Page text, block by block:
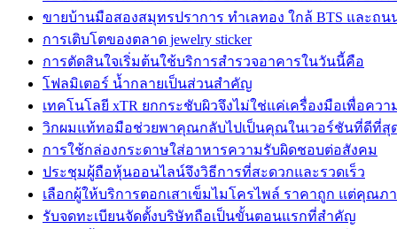
ขายบ้านมือสองสมุทรปราการ ทำเลทอง ใกล้ BTS และถ
การเติบโตของตลาด jewelry sticker
การตัดสินใจเริ่มต้นใช้บริการสำรวจอาคารในวันนี้คือ
โฟลมิเตอร์ น้ำกลายเป็นส่วนสำคัญ
เทคโนโลยี xTR ยกกระชับผิวจึงไม่ใช่แค่เครื่องมือเพื่อควา
วิกผมแท้ทอมือช่วยพาคุณกลับไปเป็นคุณในเวอร์ชันที่ดีที่สุ
การใช้กล่องกระดาษใส่อาหารความรับผิดชอบต่อสังคม
ประชุมผู้ถือหุ้นออนไลน์จึงวิธีการที่สะดวกและรวดเร็ว
เลือกผู้ให้บริการตอกเสาเข็มไมโครไพล์ ราคาถูก แต่คุณภ
รับจดทะเบียนจัดตั้งบริษัทถือเป็นขั้นตอนแรกที่สำคัญ